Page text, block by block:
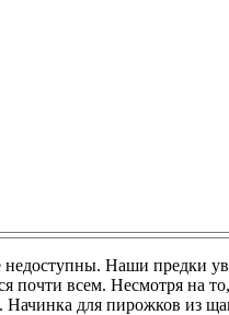
Наши предки
всем. Несмотря на
для пирожков из